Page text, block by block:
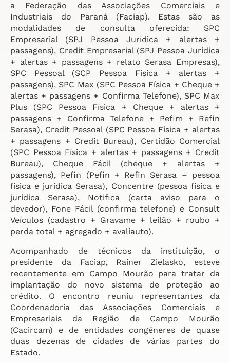
a Federação das Associações Comerciais e
Industriais do Paraná (Faciap). Estas são as
modalidades de consulta oferecida: SPC
Empresarial (SPJ Pessoa Jurídica + alertas +
passagens), Credit Empresarial (SPJ Pessoa Jurídica
+ alertas + passagens + relato Serasa Empresas),
SPC Pessoal (SCP Pessoa Física + alertas +
passagens), SPC Max (SPC Pessoa Física + Cheque +
alertas + passagens + Confirma Telefone), SPC Max
Plus (SPC Pessoa Física + Cheque + alertas +
passagens + Confirma Telefone + Pefim + Refin
Serasa), Credit Pessoal (SPC Pessoa Física + alertas
+ passagens + Credit Bureau), Certidão Comercial
(SPC Pessoa Física + alertas + passagens + Credit
Bureau), Cheque Fácil (cheque + alertas +
passagens), Pefin (Pefin + Refin Serasa – pessoa
física e jurídica Serasa), Concentre (pessoa física e
jurídica Serasa), Notifica (carta aviso para o
devedor), Fone Fácil (confirma telefone) e Consult
Veículos (cadastro + Gravame + leilão + roubo +
perda total + agregado + avaliauto).
Acompanhado de técnicos da instituição, o
presidente da Faciap, Rainer Zielasko, esteve
recentemente em Campo Mourão para tratar da
implantação do novo sistema de proteção ao
crédito. O encontro reuniu representantes da
Coordenadoria das Associações Comerciais e
Empresariais da Região de Campo Mourão
(Cacircam) e de entidades congêneres de quase
duas dezenas de cidades de várias partes do
Estado.